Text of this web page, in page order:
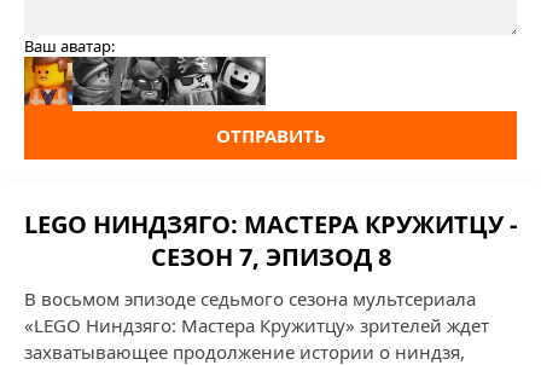
Ваш аватар:
ОТПРАВИТЬ
LEGO НИНДЗЯГО: МАСТЕРА КРУЖИТЦУ -
СЕЗОН 7, ЭПИЗОД 8
В восьмом эпизоде седьмого сезона мультсериала
«LEGO Ниндзяго: Мастера Кружитцу» зрителей ждет
захватывающее продолжение истории о ниндзя,